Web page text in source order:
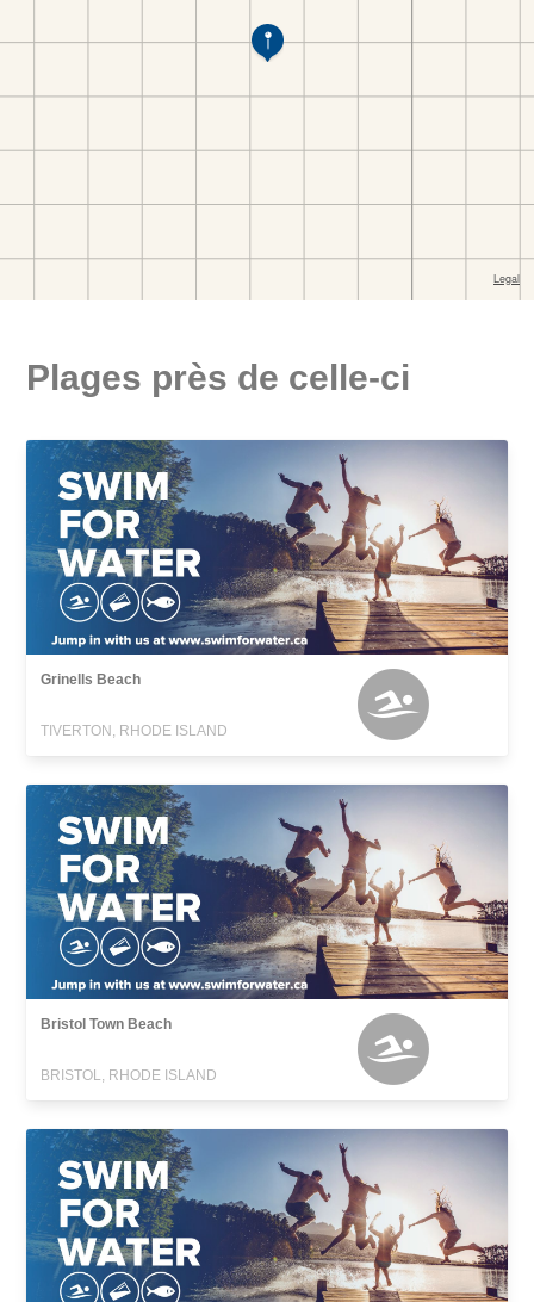
Plages près de celle-ci
Grinells Beach
TIVERTON, RHODE ISLAND
Bristol Town Beach
BRISTOL, RHODE ISLAND